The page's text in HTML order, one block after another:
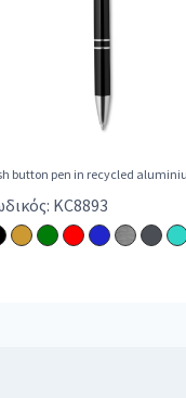
button pen in recycled
KC8893